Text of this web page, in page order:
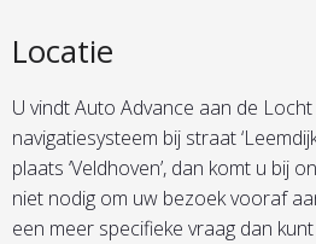
Locatie
U vindt Auto Advance aan de
navigatiesysteem bij straat
plaats ‘Veldhoven’, dan komt u bij
niet nodig om uw bezoek vooraf
een meer specifieke vraag dan